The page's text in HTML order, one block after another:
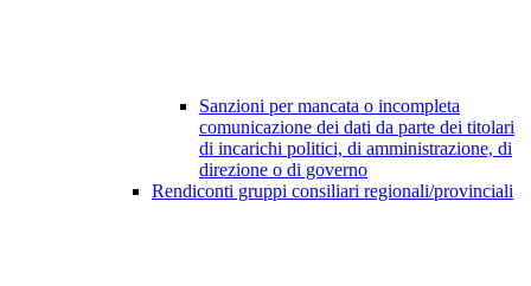
Sanzioni per mancata o incompleta
comunicazione dei dati da parte dei titolari
di incarichi politici, di amministrazione, di
direzione o di governo
Rendiconti gruppi consiliari regionali/provinciali